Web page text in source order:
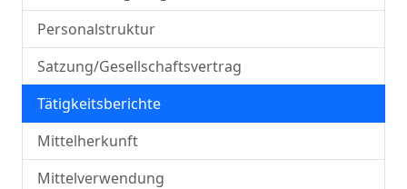
Personalstruktur
Satzung/Gesellschaftsvertrag
Tätigkeitsberichte
Mittelherkunft
Mittelverwendung